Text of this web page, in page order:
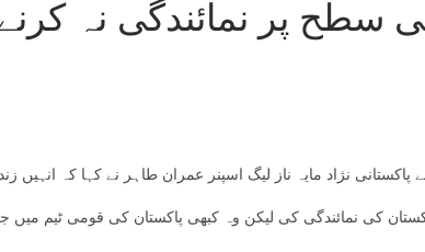
سطح پر نمائندگی نہ
پاکستانی نژاد مایہ ناز لیگ اسپنر عمران طاہر نے کہا کہ